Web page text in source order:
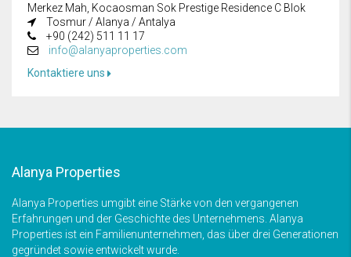
Merkez Mah, Kocaosman Sok Prestige Residence C Blok
Tosmur / Alanya / Antalya
+90 (242) 511 11 17
info@alanyaproperties.com
Kontaktiere uns
Alanya Properties
Alanya Properties umgibt eine Stärke von den vergangenen
Erfahrungen und der Geschichte des Unternehmens. Alanya
Properties ist ein Familienunternehmen, das über drei Generationen
gegründet sowie entwickelt wurde.